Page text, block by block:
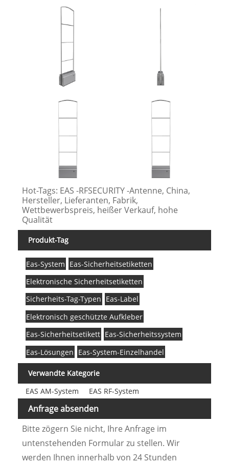
Hot-Tags: EAS -RFSECURITY -Antenne, China,
Hersteller, Lieferanten, Fabrik,
Wettbewerbspreis, heißer Verkauf, hohe
Qualität
Produkt-Tag
Eas-System Eas-Sicherheitsetiketten
Elektronische Sicherheitsetiketten
Sicherheits-Tag-Typen Eas-Label
Elektronisch geschützte Aufkleber
Eas-Sicherheitsetikett Eas-Sicherheitssystem
Eas-Lösungen Eas-System-Einzelhandel
Verwandte Kategorie
EAS AM-System
EAS RF-System
Anfrage absenden
Bitte zögern Sie nicht, Ihre Anfrage im
untenstehenden Formular zu stellen. Wir
werden Ihnen innerhalb von 24 Stunden